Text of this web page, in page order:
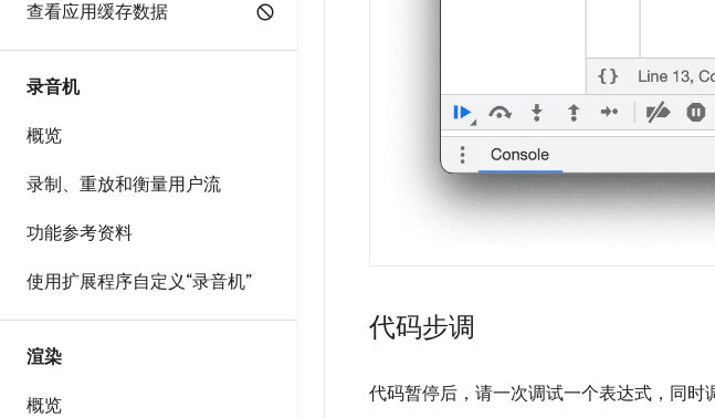
查看应用缓存数据
录音机
概览
录制、重放和衡量用户流
功能参考资料
使用扩展程序自定义“录音机”
渲染
概览
代码步调
代码暂停后，请一次调试一个表达式，同时